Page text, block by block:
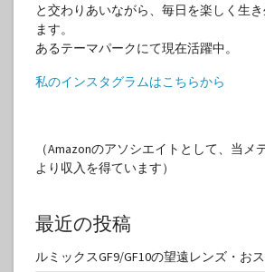
と交わりあいながら、毎日を楽しく生
ます。
あるテーマパークにて現在活躍中。
私のインスタグラムはこちらから
（Amazonのアソシエイトとして、当メ
より収入を得ています）
最近の投稿
ルミックスGF9/GF10の望遠レンズ・お